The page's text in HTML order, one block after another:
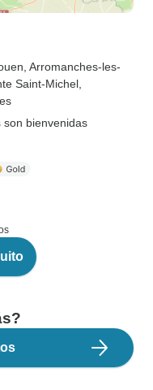
, Arromanches-les-
Saint-Michel
son bienvenidas